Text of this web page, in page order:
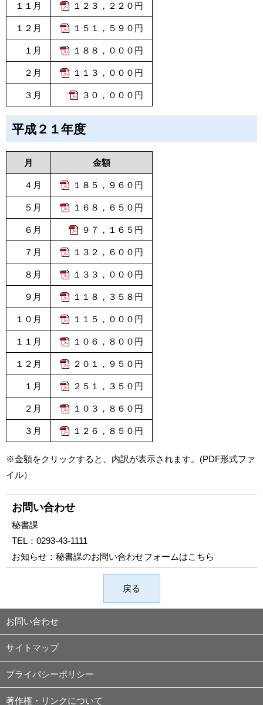
１１月 １２３，２２０円
１２月 １５１，５９０円
１月 １８８，０００円
２月 １１３，０００円
３月 ３０，０００円
平成２１年度
月 金額
４月 １８５，９６０円
５月 １６８，６５０円
６月 ９７，１６５円
７月 １３２，６００円
８月 １３３，０００円
９月 １１８，３５８円
１０月 １１５，０００円
１１月 １０６，８００円
１２月 ２０１，９５０円
１月 ２５１，３５０円
２月 １０３，８６０円
３月 １２６，８５０円
※金額をクリックすると、内訳が表示されます。(PDF形式ファ
イル）
お問い合わせ
秘書課
TEL： 0293-43-1111
お知らせ： 秘書課のお問い合わせフォームはこちら
戻る
お問い合わせ
サイトマップ
プライバシーポリシー
著作権・リンクについて